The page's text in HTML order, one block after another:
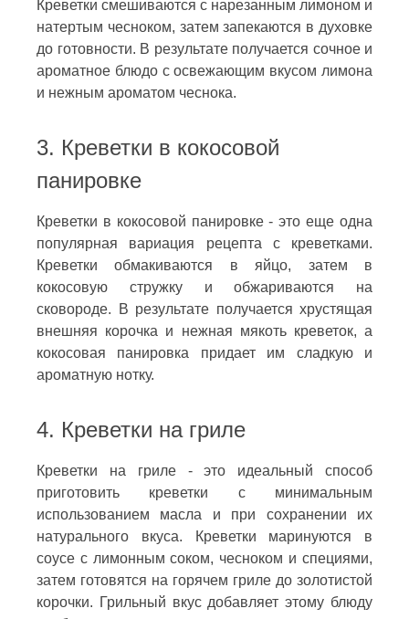
Креветки смешиваются с нарезанным лимоном и
натертым чесноком, затем запекаются в духовке
до готовности. В результате получается сочное и
ароматное блюдо с освежающим вкусом лимона
и нежным ароматом чеснока.
3. Креветки в кокосовой
панировке
Креветки в кокосовой панировке - это еще одна
популярная вариация рецепта с креветками.
Креветки обмакиваются в яйцо, затем в
кокосовую стружку и обжариваются на
сковороде. В результате получается хрустящая
внешняя корочка и нежная мякоть креветок, а
кокосовая панировка придает им сладкую и
ароматную нотку.
4. Креветки на гриле
Креветки на гриле - это идеальный способ
приготовить креветки с минимальным
использованием масла и при сохранении их
натурального вкуса. Креветки маринуются в
соусе с лимонным соком, чесноком и специями,
затем готовятся на горячем гриле до золотистой
корочки. Грильный вкус добавляет этому блюду